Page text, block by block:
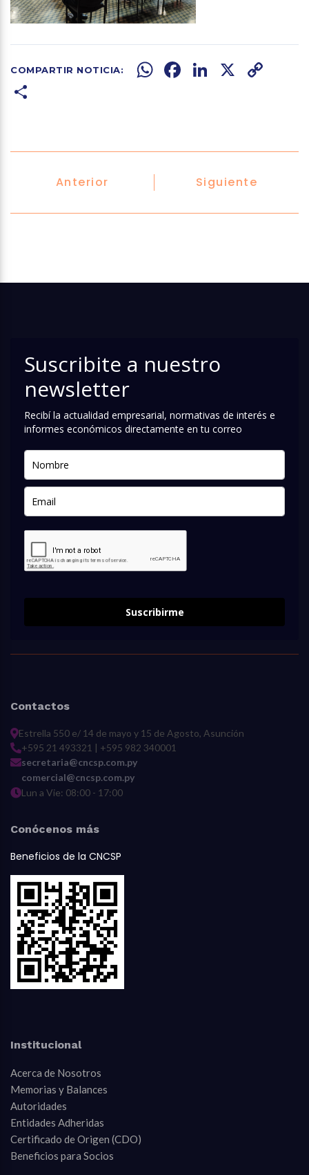
Anterior Siguiente
Suscribite a nuestro
newsletter
Recibí la actualidad empresarial, normativas de interés e
informes económicos directamente en tu correo
Suscribirme
Contactos
Estrella 550 e/ 14 de mayo y 15 de Agosto, Asunción
+595 21 493321 | +595 982 340001
secretaria@cncsp.com.py
comercial@cncsp.com.py
Lun a Vie: 08:00 - 17:00
Conócenos más
Beneficios de la CNCSP
Institucional
Acerca de Nosotros
Memorias y Balances
Autoridades
Entidades Adheridas
Certificado de Origen (CDO)
Beneficios para Socios